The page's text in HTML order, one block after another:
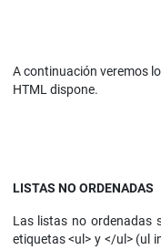
A continuación veremos
HTML dispone.
LISTAS NO ORDENADAS
Las listas no ordenadas
etiquetas <ul> y </ul> (ul